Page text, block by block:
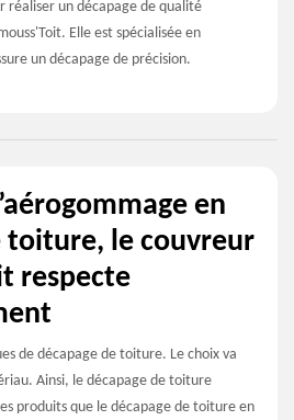
réaliser un décapage de qualité
Elle est spécialisée en
un décapage de précision.
en
toiture, le couvreur
respecte
de décapage de toiture. Le choix va
Ainsi, le décapage de toiture
produits que le décapage de toiture en